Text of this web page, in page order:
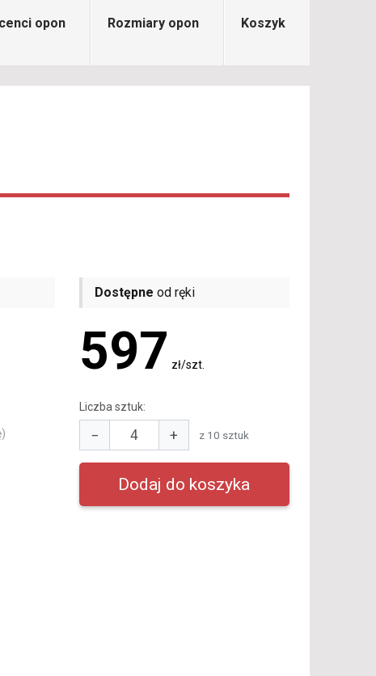
opon Rozmiary opon Koszyk
Dostępne od ręki
597 zł/szt.
Liczba sztuk:
− + z 10 sztuk